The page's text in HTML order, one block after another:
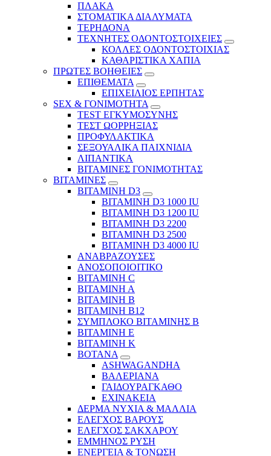
ΠΛΑΚΑ
ΣΤΟΜΑΤΙΚΑ ΔΙΑΛΥΜΑΤΑ
ΤΕΡΗΔΟΝΑ
ΤΕΧΝΗΤΕΣ ΟΔΟΝΤΟΣΤΟΙΧΕΙΕΣ
ΚΟΛΛΕΣ ΟΔΟΝΤΟΣΤΟΙΧΙΑΣ
ΚΑΘΑΡΙΣΤΙΚΑ ΧΑΠΙΑ
ΠΡΩΤΕΣ ΒΟΗΘΕΙΕΣ
ΕΠΙΘΕΜΑΤΑ
ΕΠΙΧΕΙΛΙΟΣ ΕΡΠΗΤΑΣ
SEX & ΓΟΝΙΜΟΤΗΤΑ
TEST ΕΓΚΥΜΟΣΥΝΗΣ
ΤΕΣΤ ΩΟΡΡΗΞΙΑΣ
ΠΡΟΦΥΛΑΚΤΙΚΑ
ΣΕΞΟΥΑΛΙΚΑ ΠΑΙΧΝΙΔΙΑ
ΛΙΠΑΝΤΙΚΑ
ΒΙΤΑΜΙΝΕΣ ΓΟΝΙΜΟΤΗΤΑΣ
ΒΙΤΑΜΙΝΕΣ
ΒΙΤΑΜΙΝΗ D3
ΒΙΤΑΜΙΝΗ D3 1000 IU
ΒΙΤΑΜΙΝΗ D3 1200 IU
ΒΙΤΑΜΙΝΗ D3 2200
ΒΙΤΑΜΙΝΗ D3 2500
BITAMINH D3 4000 IU
ΑΝΑΒΡΑΖΟΥΣΕΣ
ΑΝΟΣΟΠΟΙΟΙΤΙΚΟ
ΒΙΤΑΜΙΝΗ C
ΒΙΤΑΜΙΝΗ Α
ΒΙΤΑΜΙΝΗ Β
ΒΙΤΑΜΙΝΗ Β12
ΣΥΜΠΛΟΚΟ ΒΙΤΑΜΙΝΗΣ Β
ΒΙΤΑΜΙΝΗ Ε
ΒΙΤΑΜΙΝΗ Κ
ΒΟΤΑΝΑ
ASHWAGANDHA
ΒΑΛΕΡΙΑΝΑ
ΓΑΙΔΟΥΡΑΓΚΑΘΟ
ΕΧΙΝΑΚΕΙΑ
ΔΕΡΜΑ ΝΥΧΙΑ & ΜΑΛΛΙΑ
ΕΛΕΓΧΟΣ ΒΑΡΟΥΣ
ΕΛΕΓΧΟΣ ΣΑΚΧΑΡΟΥ
ΕΜΜΗΝΟΣ ΡΥΣΗ
ΕΝΕΡΓΕΙΑ & ΤΟΝΩΣΗ